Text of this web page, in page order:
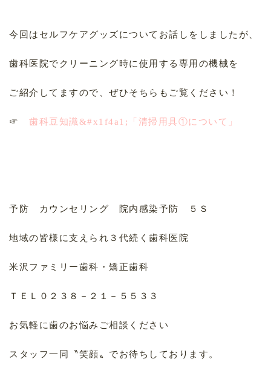
今回はセルフケアグッズについてお話しをしましたが、
歯科医院でクリーニング時に使用する専用の機械を
ご紹介してますので、ぜひそちらもご覧ください！
☞ 歯科豆知識&#x1f4a1;「清掃用具①について」
予防 カウンセリング 院内感染予防 ５Ｓ
地域の皆様に支えられ３代続く歯科医院
米沢ファミリー歯科・矯正歯科
ＴＥＬ０２３８－２１－５５３３
お気軽に歯のお悩みご相談ください
スタッフ一同〝笑顔〟でお待ちしております。